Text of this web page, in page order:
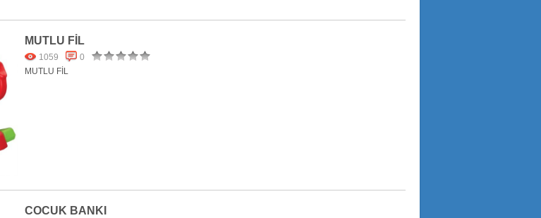
MUTLU FİL
1059
0
MUTLU FİL
COCUK BANKI